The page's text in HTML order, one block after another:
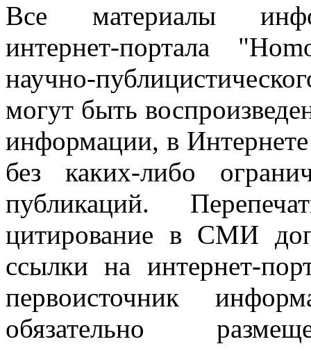
Все материалы
интернет-портала
научно-
могут быть
информации, в
без каких-либо
публикаций.
цитирование в СМИ
ссылки на интернет-
первоисточник
обязательно